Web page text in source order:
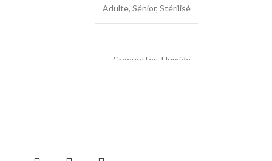
Calcium : 0,18 %, Phosphore : 0,11 %, Potassium
Calcium : 0,18 %, Phosphore : 0,11 %, Potassium
Adulte, Sénior, Stérilisé
Croquettes Humide